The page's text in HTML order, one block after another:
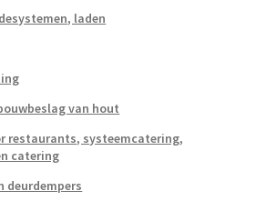
laden
van hout
restaurants, systeemcatering,
catering
deurdempers